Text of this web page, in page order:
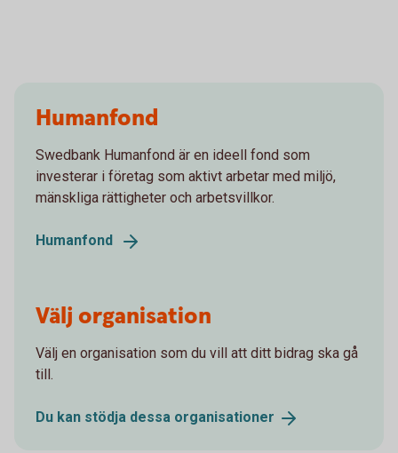
Humanfond
Swedbank Humanfond är en ideell fond som
investerar i företag som aktivt arbetar med miljö,
mänskliga rättigheter och arbetsvillkor.
Humanfond
Välj organisation
Välj en organisation som du vill att ditt bidrag ska gå
till.
Du kan stödja dessa organisationer